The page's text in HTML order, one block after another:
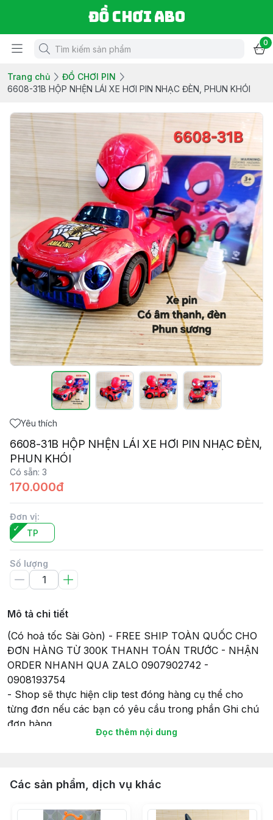
Đồ chơi ABO
0
Trang chủ
ĐỒ CHƠI PIN
6608-31B HỘP NHỆN LÁI XE HƠI PIN NHẠC ĐÈN, PHUN KHÓI
Yêu thích
6608-31B HỘP NHỆN LÁI XE HƠI PIN NHẠC ĐÈN,
PHUN KHÓI
Có sẵn: 3
170.000đ
Đơn vị:
TP
Số lượng
Mô tả chi tiết
(Có hoả tốc Sài Gòn) - FREE SHIP TOÀN QUỐC CHO
ĐƠN HÀNG TỪ 300K THANH TOÁN TRƯỚC - NHẬN
ORDER NHANH QUA ZALO 0907902742 -
0908193754
- Shop sẽ thực hiện clip test đóng hàng cụ thể cho
từng đơn nếu các bạn có yêu cầu trong phần Ghi chú
đơn hàng.
- Tất cả các sản phẩm gửi đi, Shop sẽ lắp đầy đủ pin
món đồ chơi khi gửi hàng giao cho Khách hàng của
- Thời gian giao hàng sẽ theo như cam kết của Sàn
Đọc thêm nội dung
Các sản phẩm, dịch vụ khác